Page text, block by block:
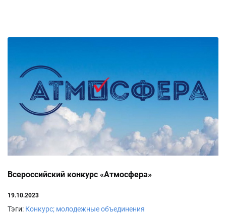
Всероссийский конкурс «Атмосфера»
19.10.2023
Тэги: Конкурс; молодежные объединения